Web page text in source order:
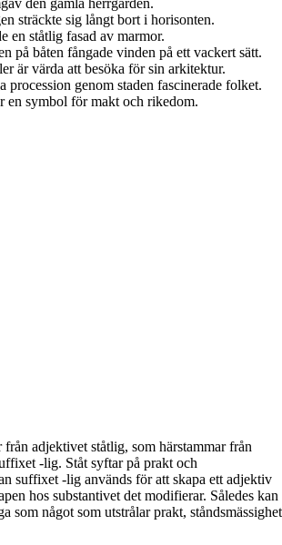
sträckte sig långt bort i horisonten.
en ståtlig fasad av marmor.
på båten fångade vinden på ett vackert sätt.
är värda att besöka för sin arkitektur.
procession genom staden fascinerade folket.
en symbol för makt och rikedom.
adjektivet ståtlig, som härstammar från
-lig. Ståt syftar på prakt och
suffixet -lig används för att skapa ett adjektiv
hos substantivet det modifierar. Således kan
som något som utstrålar prakt, ståndsmässighet